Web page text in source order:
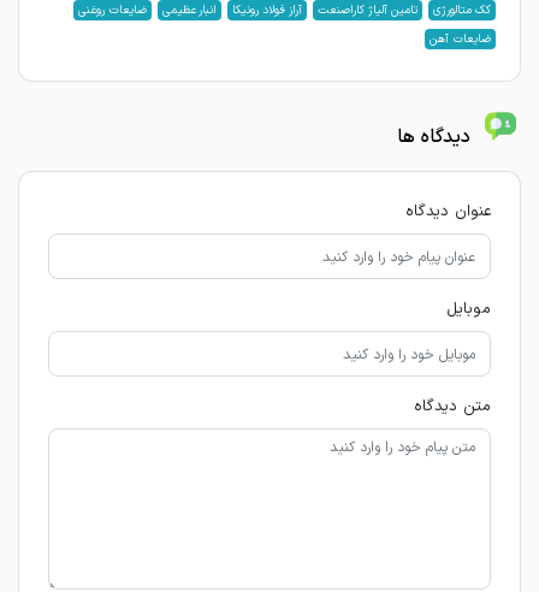
کک متالورژی تامین آلیاژ کاراصنعت آراز فولاد رونیکا انبار عظیمی
ضایعات روغنی
ضایعات آهن
دیدگاه ها
عنوان دیدگاه
موبایل
متن دیدگاه